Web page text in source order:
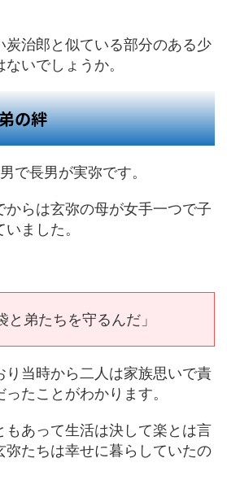
炭治郎と似ている部分のある少
いでしょうか。
の絆
で長男が実弥です。
からは玄弥の母が女手一つで子
ました。
と弟たちを守るんだ」
り当時から二人は家族思いで責
たことがわかります。
もあって生活は決して楽とは言
弥たちは幸せに暮らしていたの